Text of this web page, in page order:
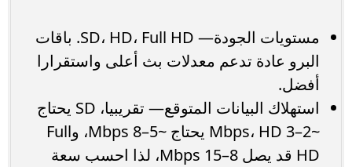
مستويات الجودة— SD، HD، Full HD. باقات
البرو عادة تدعم معدلات بث أعلى واستقرارا
أفضل.
استهلاك البيانات المتوقع— تقريبيا، SD يحتاج
~2–3 Mbps، HD يحتاج ~5–8 Mbps، وFull
HD قد يصل 8–15 Mbps، لذا احسب سعة